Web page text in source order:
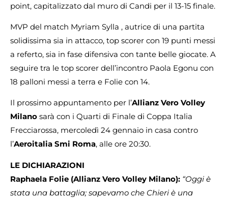
point, capitalizzato dal muro di Candi per il 13-15 finale.
MVP del match Myriam Sylla , autrice di una partita
solidissima sia in attacco, top scorer con 19 punti messi
a referto, sia in fase difensiva con tante belle giocate. A
seguire tra le top scorer dell’incontro Paola Egonu con
18 palloni messi a terra e Folie con 14.
Il prossimo appuntamento per l’Allianz Vero Volley
Milano sarà con i Quarti di Finale di Coppa Italia
Frecciarossa, mercoledì 24 gennaio in casa contro
l’Aeroitalia Smi Roma, alle ore 20:30.
LE DICHIARAZIONI
Raphaela Folie (Allianz Vero Volley Milano): “Oggi è
stata una battaglia; sapevamo che Chieri è una